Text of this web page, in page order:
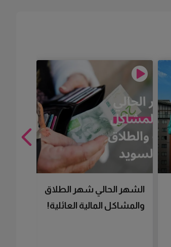
الشهر الحالي شهر الطلاق
والمشاكل المالية العائلية!